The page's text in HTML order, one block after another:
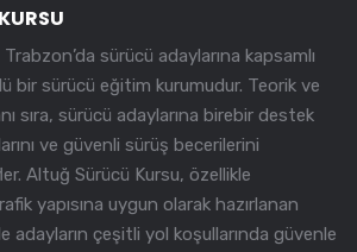
sürücü adaylarına kapsamlı
bir sürücü eğitim kurumudur. Teorik ve
sıra, sürücü adaylarına birebir destek
ve güvenli sürüş becerilerini
Altuğ Sürücü Kursu, özellikle
yapısına uygun olarak hazırlanan
adayların çeşitli yol koşullarında güvenle